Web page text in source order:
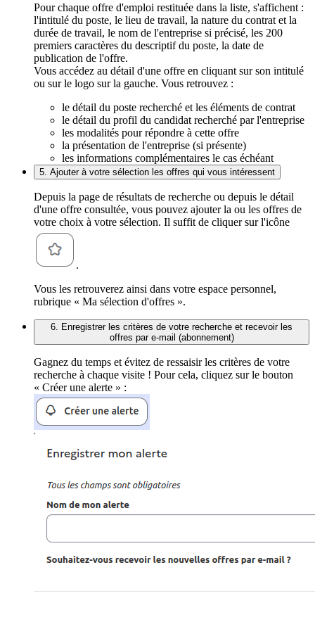
Pour chaque offre d'emploi restituée dans la liste, s'affichent :
l'intitulé du poste, le lieu de travail, la nature du contrat et la
durée de travail, le nom de l'entreprise si précisé, les 200
premiers caractères du descriptif du poste, la date de
publication de l'offre.
Vous accédez au détail d'une offre en cliquant sur son intitulé
ou sur le logo sur la gauche. Vous retrouvez :
le détail du poste recherché et les éléments de contrat
le détail du profil du candidat recherché par l'entreprise
les modalités pour répondre à cette offre
la présentation de l'entreprise (si présente)
les informations complémentaires le cas échéant
5. Ajouter à votre sélection les offres qui vous intéressent
Depuis la page de résultats de recherche ou depuis le détail
d'une offre consultée, vous pouvez ajouter la ou les offres de
votre choix à votre sélection. Il suffit de cliquer sur l'icône
.
Vous les retrouverez ainsi dans votre espace personnel,
rubrique « Ma sélection d'offres ».
6. Enregistrer les critères de votre recherche et recevoir les
offres par e-mail (abonnement)
Gagnez du temps et évitez de ressaisir les critères de votre
recherche à chaque visite ! Pour cela, cliquez sur le bouton
« Créer une alerte » :